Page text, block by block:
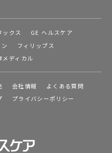
ックス
GE ヘルスケア
フィリップス
メディカル
会社情報
よくある質問
プライバシーポリシー